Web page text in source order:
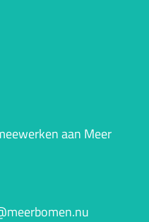
aan Meer